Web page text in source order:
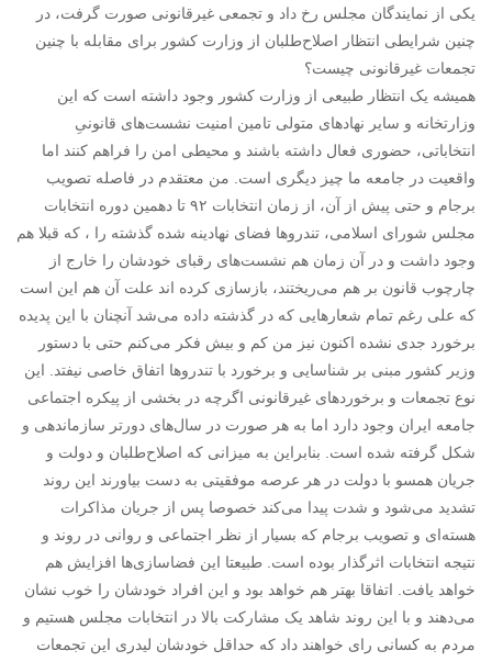
یکی از نمایندگان مجلس رخ داد و تجمعی غیرقانونی صورت گرفت، در
چنین شرایطی انتظار اصلاح‌طلبان از وزارت کشور برای مقابله با چنین
تجمعات غیرقانونی چیست؟
همیشه یک انتظار طبیعی از وزارت کشور وجود داشته است که این
وزارتخانه و سایر نهادهای متولی تامین امنیت نشست‌های قانونیِ
انتخاباتی، حضوری فعال داشته باشند و محیطی امن را فراهم کنند اما
واقعیت در جامعه ما چیز دیگری است. من معتقدم در فاصله تصویب
برجام و حتی پیش از آن، از زمان انتخابات ۹۲ تا دهمین دوره انتخابات
مجلس شورای اسلامی، تندروها فضای نهادینه شده گذشته را ، که قبلا هم
وجود داشت و در آن زمان هم نشست‌های رقبای خودشان را خارج از
چارچوب قانون بر هم می‌ریختند، بازسازی کرده اند علت آن هم این است
که علی رغم تمام شعارهایی که در گذشته داده می‌شد آنچنان با این پدیده
برخورد جدی نشده اکنون نیز من کم و بیش فکر می‌کنم حتی با دستور
وزیر کشور مبنی بر شناسایی و برخورد با تندروها اتفاق خاصی نیفتد. این
نوع تجمعات و برخوردهای غیرقانونی اگرچه در بخشی از پیکره اجتماعی
جامعه ایران وجود دارد اما به هر صورت در سال‌های دورتر سازماندهی و
شکل گرفته شده است. بنابراین به میزانی که اصلاح‌طلبان و دولت و
جریان همسو با دولت در هر عرصه موفقیتی به دست بیاورند این روند
تشدید می‌شود و شدت پیدا می‌کند خصوصا پس از جریان مذاکرات
هسته‌ای و تصویب برجام که بسیار از نظر اجتماعی و روانی در روند و
نتیجه انتخابات اثرگذار بوده است. طبیعتا این فضاسازی‌ها افزایش هم
خواهد یافت. اتفاقا بهتر هم خواهد بود و این افراد خودشان را خوب نشان
می‌دهند و با این روند شاهد یک مشارکت بالا در انتخابات مجلس هستیم و
مردم به کسانی رای خواهند داد که حداقل خودشان لیدری این تجمعات